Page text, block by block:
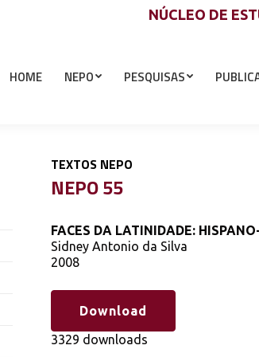
NÚCLEO DE
HOME NEPO PESQUISAS
TEXTOS NEPO
NEPO 55
FACES DA LATINIDADE:
Sidney Antonio da Silva
2008
Download
3329 downloads